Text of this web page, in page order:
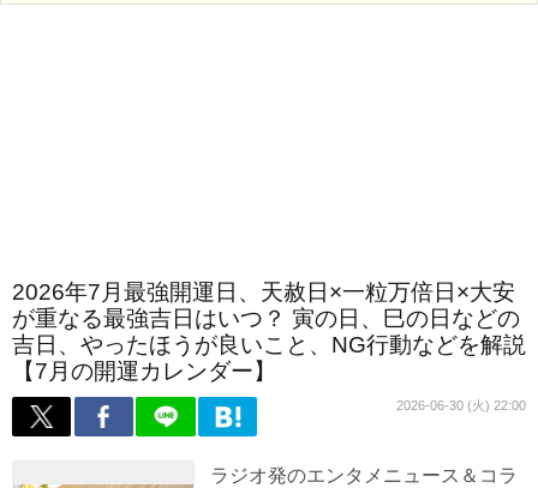
2026年7月最強開運日、天赦日×一粒万倍日×大安
が重なる最強吉日はいつ？ 寅の日、巳の日などの
吉日、やったほうが良いこと、NG行動などを解説
【7月の開運カレンダー】
2026-06-30 (火) 22:00
ラジオ発のエンタメニュース＆コラ